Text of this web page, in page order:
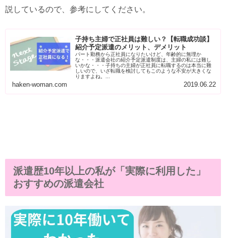
説しているので、参考にしてください。
子持ち主婦で正社員は難しい？【転職成功談】
紹介予定派遣のメリット、デメリット
パート勤務から正社員になりたいけど、年齢的に無理か
な・・・派遣会社の紹介予定派遣制度は、主婦の私には難し
いかな・・・子持ちの主婦が正社員に転職するのは本当に難
しいので、いざ転職を検討してもこのような不安が大きくな
りますよね。...
haken-woman.com 2019.06.22
派遣歴10年以上の私が「実際に利用した」
おすすめの派遣会社